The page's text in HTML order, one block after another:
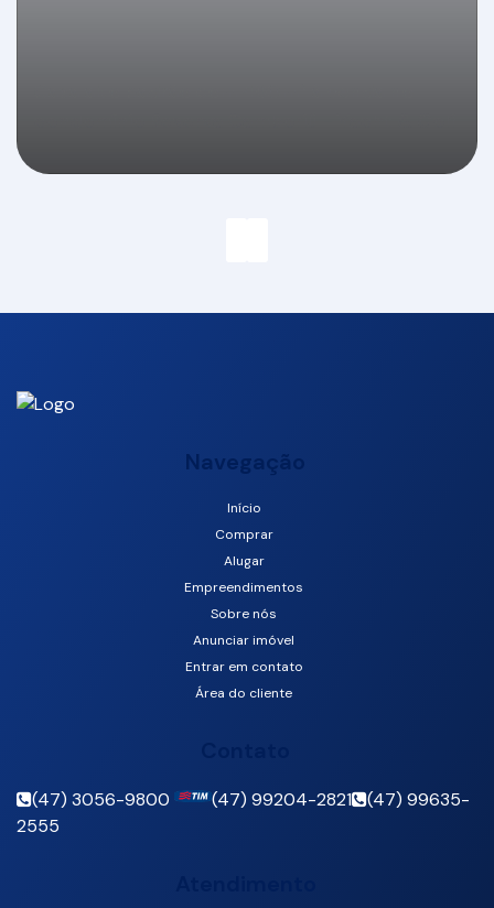
Centro, Camboriú, Santa Catarina, Brasil
Navegação
Início
Comprar
Alugar
Empreendimentos
Sobre nós
Anunciar imóvel
Entrar em contato
Área do cliente
(47) 3056-9800 (47) 99204-2821
(47) 99635-
2555